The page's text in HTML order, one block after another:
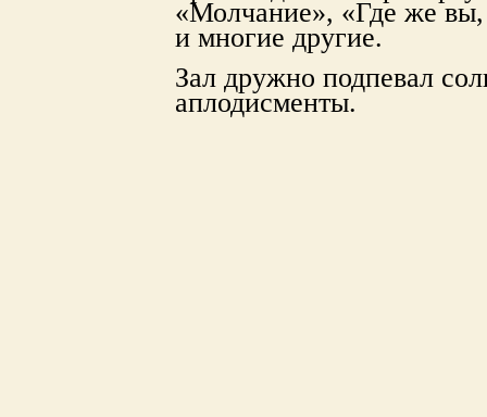
«Молчание», «Где же вы,
и многие другие.
Зал дружно подпевал
аплодисменты.